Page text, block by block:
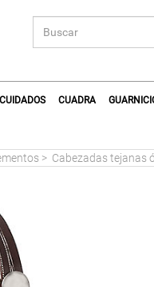
CUIDADOS CUADRA
> Cabezadas tejanas